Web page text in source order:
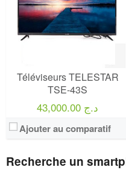
Téléviseurs TELESTAR
TSE-43S
43,000.00 د.ج
Ajouter au comparatif
Recherche un